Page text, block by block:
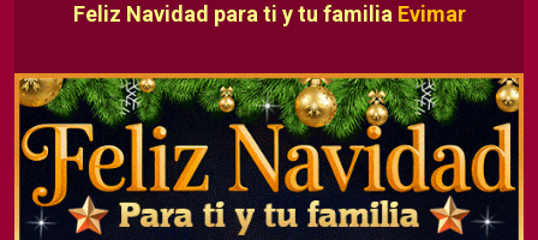
Feliz Navidad para ti y tu familia Evimar